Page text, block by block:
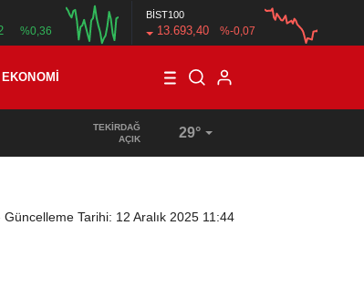
%0,36
BİST100
13.693,40 %-0,07
EKONOMI
HALK GÜNÜ’NDE YÜZ YÜZE ÇÖZÜM MESAİSİ
TEKIRDAĞ
AÇIK
29°
Güncelleme Tarihi: 12 Aralık 2025 11:44